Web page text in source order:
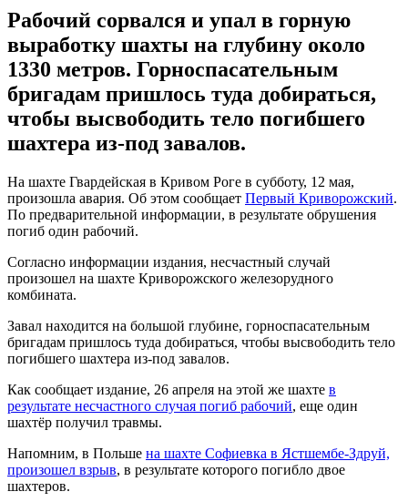
Рабочий сорвался и упал в горную
выработку шахты на глубину около
1330 метров. Горноспасательным
бригадам пришлось туда добираться,
чтобы высвободить тело погибшего
шахтера из-под завалов.
На шахте Гвардейская в Кривом Роге в субботу, 12 мая,
произошла авария. Об этом сообщает Первый Криворожский.
По предварительной информации, в результате обрушения
погиб один рабочий.
Согласно информации издания, несчастный случай
произошел на шахте Криворожского железорудного
комбината.
Завал находится на большой глубине, горноспасательным
бригадам пришлось туда добираться, чтобы высвободить тело
погибшего шахтера из-под завалов.
Как сообщает издание, 26 апреля на этой же шахте в
результате несчастного случая погиб рабочий, еще один
шахтёр получил травмы.
Напомним, в Польше на шахте Софиевка в Ястшембе-Здруй,
произошел взрыв, в результате которого погибло двое
шахтеров.